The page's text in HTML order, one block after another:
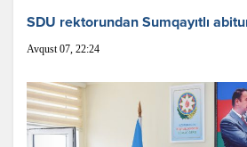
SDU rektorundan Sumqayıtlı
Avqust 07, 22:24